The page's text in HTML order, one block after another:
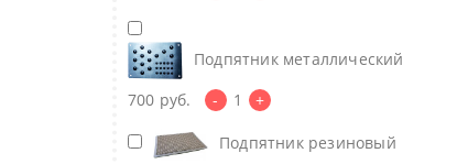
Подпятник металлический
700 руб. - 1 +
Подпятник резиновый